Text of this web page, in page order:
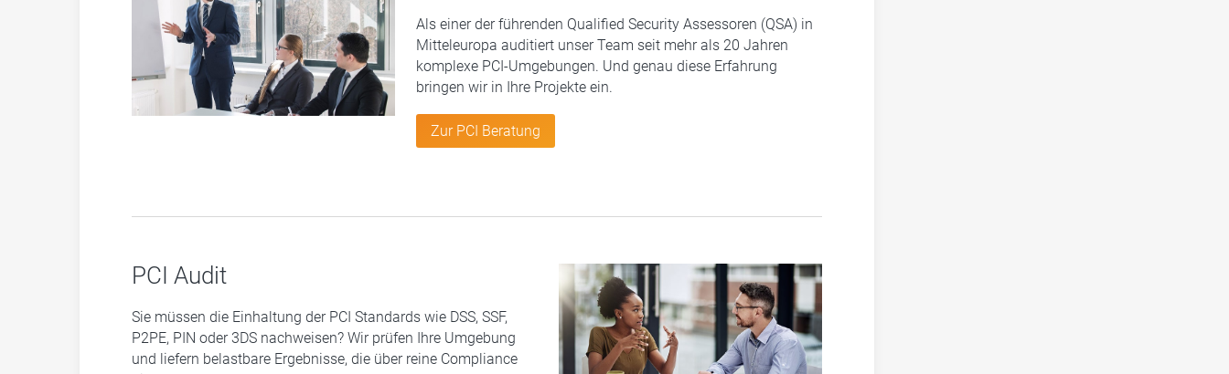
Als einer der führenden Qualified Security Assessoren (QSA) in
Mitteleuropa auditiert unser Team seit mehr als 20 Jahren
komplexe PCI-Umgebungen. Und genau diese Erfahrung
bringen wir in Ihre Projekte ein.
Zur PCI Beratung
PCI Audit
Sie müssen die Einhaltung der PCI Standards wie DSS, SSF,
P2PE, PIN oder 3DS nachweisen? Wir prüfen Ihre Umgebung
und liefern belastbare Ergebnisse, die über reine Compliance